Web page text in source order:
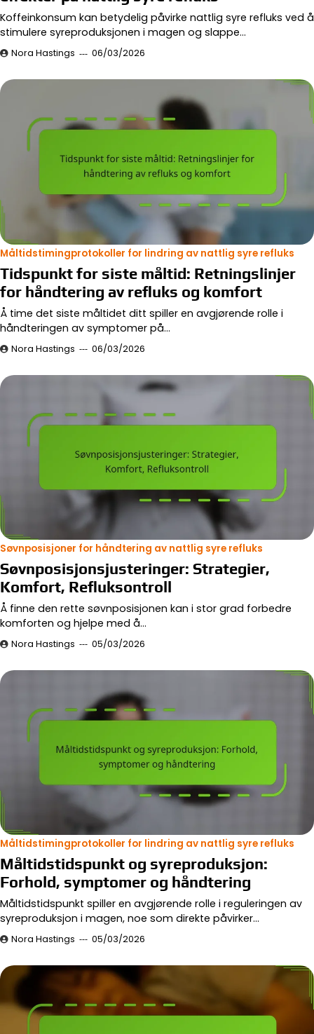
Koffeinkonsum kan betydelig påvirke nattlig syre refluks ved å
stimulere syreproduksjonen i magen og slappe…
Nora Hastings 06/03/2026
Måltidstimingprotokoller for lindring av nattlig syre refluks
Tidspunkt for siste måltid: Retningslinjer
for håndtering av refluks og komfort
Å time det siste måltidet ditt spiller en avgjørende rolle i
håndteringen av symptomer på…
Nora Hastings 06/03/2026
Søvnposisjoner for håndtering av nattlig syre refluks
Søvnposisjonsjusteringer: Strategier,
Komfort, Refluksontroll
Å finne den rette søvnposisjonen kan i stor grad forbedre
komforten og hjelpe med å…
Nora Hastings 05/03/2026
Måltidstimingprotokoller for lindring av nattlig syre refluks
Måltidstidspunkt og syreproduksjon:
Forhold, symptomer og håndtering
Måltidstidspunkt spiller en avgjørende rolle i reguleringen av
syreproduksjon i magen, noe som direkte påvirker…
Nora Hastings 05/03/2026